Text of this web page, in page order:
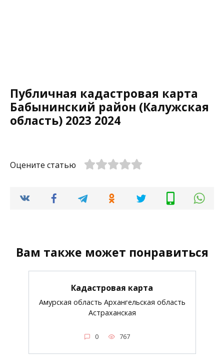
Публичная кадастровая карта
Бабынинский район (Калужская
область) 2023 2024
Оцените статью
Вам также может понравиться
Кадастровая карта
Амурская область Архангельская область
Астраханская
0 767